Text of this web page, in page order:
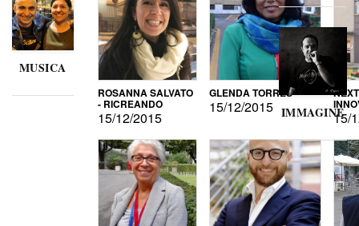
MUSICA
ROSANNA SALVATO
- RICREANDO
15/12/2015
GLENDA TORRES
15/12/2015
15/
IMMAGINE